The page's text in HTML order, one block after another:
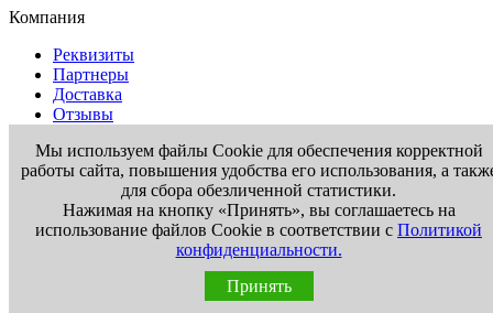
Компания
Реквизиты
Партнеры
Доставка
Отзывы
Информация
Вакансии
Новости
Мы используем файлы Cookie для обеспечения корректной
работы сайта, повышения удобства его использования, а
для сбора обезличенной статистики.
Нажимая на кнопку «Принять», вы соглашаетесь на
использование файлов Cookie в соответствии с Политикой
конфиденциальности.
Принять